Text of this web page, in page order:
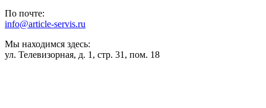
По почте:
info@article-servis.ru
Мы находимся здесь:
ул. Телевизорная, д. 1, стр. 31, пом. 18